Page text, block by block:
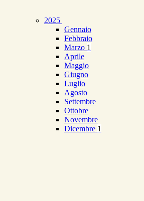
2025
Gennaio
Febbraio
Marzo 1
Aprile
Maggio
Giugno
Luglio
Agosto
Settembre
Ottobre
Novembre
Dicembre 1